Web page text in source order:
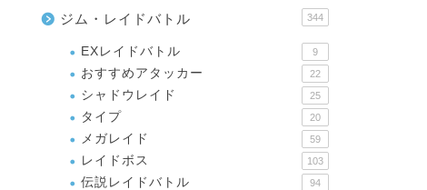
ジム・レイドバトル 344
EXレイドバトル 9
おすすめアタッカー 22
シャドウレイド 25
タイプ 20
メガレイド 59
レイドボス 103
伝説レイドバトル 94